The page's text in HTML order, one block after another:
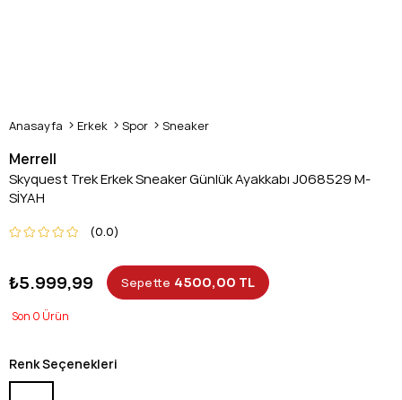
Anasayfa Erkek Spor Sneaker
Merrell
Skyquest Trek Erkek Sneaker Günlük Ayakkabı J068529 M-
SİYAH
0.0
₺5.999,99 Sepette 4500,00 TL
0
Renk Seçenekleri